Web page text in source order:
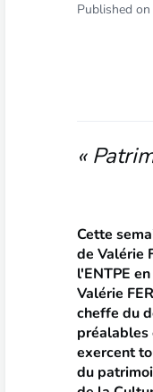
Published
«
Cette
de Valérie
l'ENTPE
Valérie
cheffe du
préalables
exercent
du